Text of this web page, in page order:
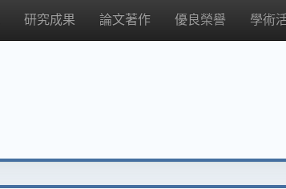
研究成果 論文著作 優良榮譽 學術